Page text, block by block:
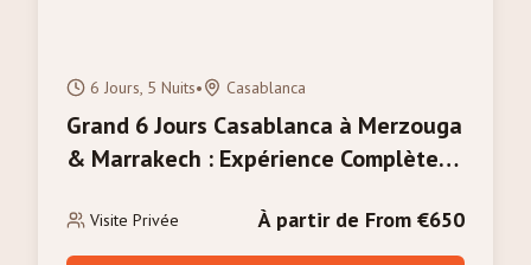
6 Jours, 5 Nuits• Casablanca
Grand 6 Jours Casablanca à Merzouga
& Marrakech : Expérience Complète
Visite Privée À partir de From €650